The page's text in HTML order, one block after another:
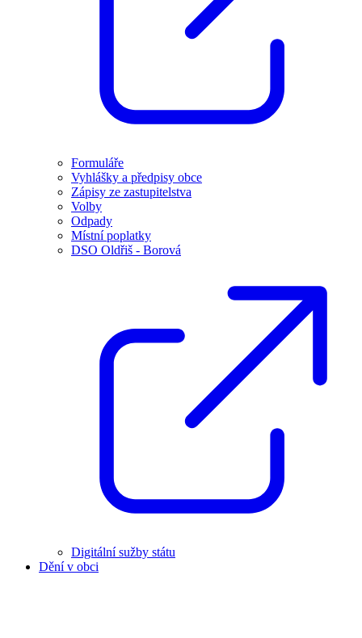
Formuláře
Vyhlášky a předpisy obce
Zápisy ze zastupitelstva
Volby
Odpady
Místní poplatky
DSO Oldřiš - Borová
Digitální sužby státu
Dění v obci